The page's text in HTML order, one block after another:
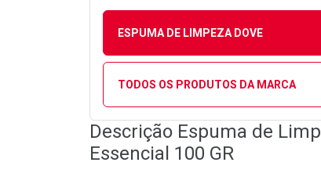
ESPUMA DE LIMPEZA DOVE
TODOS OS PRODUTOS DA MARCA
Descrição Espuma de
Essencial 100 GR